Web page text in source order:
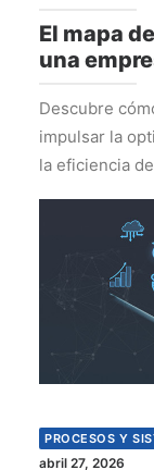
El mapa
una
Descubre
impulsar la
la eficiencia
PROCESOS Y
abril 27, 2026